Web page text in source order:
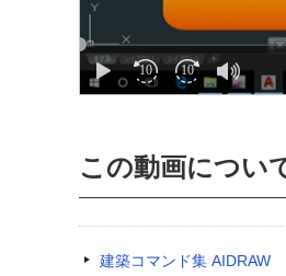
この動画につい
建築コマンド集 AIDRAW